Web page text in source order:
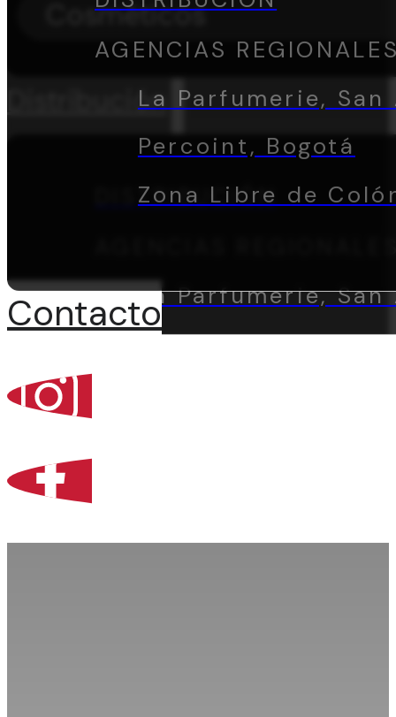
Cosméticos
Distribución
DISTRIBUCIÓN
La Parfumerie,
Percoint, Bogotá
Contacto
AGENCIAS
La Parfumerie,
Percoint, Bogotá
Zona Libre de
Contacto